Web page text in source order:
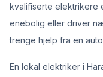
kvalifiserte elektrikere
enebolig eller driver
trenge hjelp fra en
En lokal elektriker i